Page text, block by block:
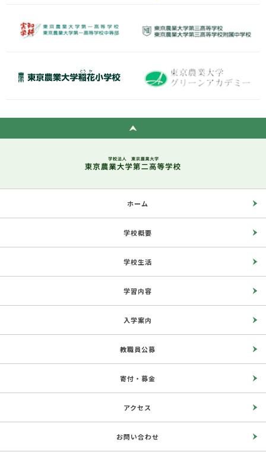
ホーム
学校概要
学校生活
学習内容
入学案内
教職員公募
寄付・募金
アクセス
お問い合わせ